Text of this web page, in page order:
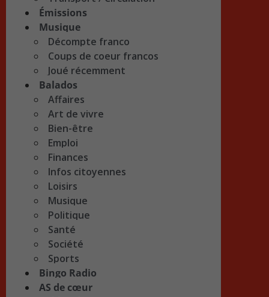
Émissions
Musique
Décompte franco
Coups de coeur francos
Joué récemment
Balados
Affaires
Art de vivre
Bien-être
Emploi
Finances
Infos citoyennes
Loisirs
Musique
Politique
Santé
Société
Sports
Bingo Radio
AS de cœur